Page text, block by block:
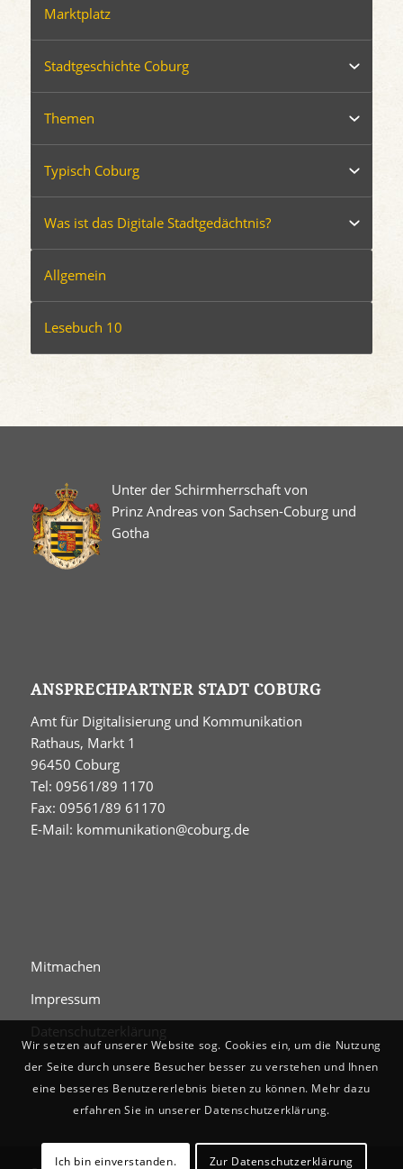
Marktplatz
Stadtgeschichte Coburg
Themen
Typisch Coburg
Was ist das Digitale Stadtgedächtnis?
Allgemein
Lesebuch 10
Unter der Schirmherrschaft von
Prinz Andreas von Sachsen-Coburg und
Gotha
ANSPRECHPARTNER STADT COBURG
Amt für Digitalisierung und Kommunikation
Rathaus, Markt 1
96450 Coburg
Tel: 09561/89 1170
Fax: 09561/89 61170
E-Mail: kommunikation@coburg.de
Mitmachen
Impressum
Datenschutzerklärung
Wir setzen auf unserer Website sog. Cookies ein, um die Nutzung
der Seite durch unsere Besucher besser zu verstehen und Ihnen
eine besseres Benutzererlebnis bieten zu können. Mehr dazu
erfahren Sie in unserer Datenschutzerklärung.
Ich bin einverstanden. Zur Datenschutzerklärung